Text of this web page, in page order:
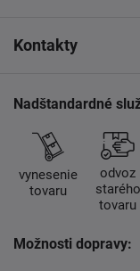
Kontakty
Nadštandardné
vynesenie
tovaru
odvoz
starého
tovaru
Možnosti dopravy: